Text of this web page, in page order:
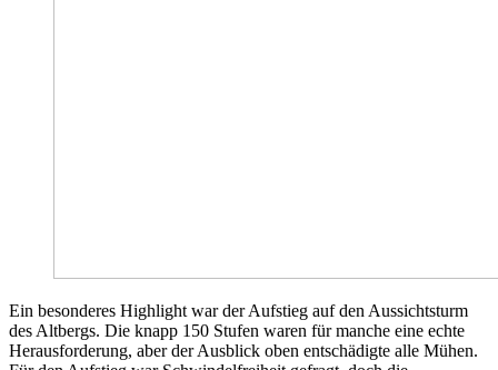
Ein besonderes Highlight war der Aufstieg auf den Aussichtsturm
des Altbergs. Die knapp 150 Stufen waren für manche eine echte
Herausforderung, aber der Ausblick oben entschädigte alle Mühen.